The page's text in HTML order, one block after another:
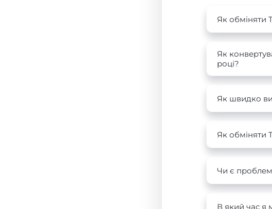
Як обміняти
Як
році?
Як швидко
Як обміняти
Чи є
В який час я